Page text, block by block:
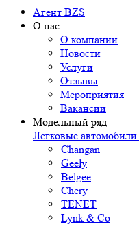
Агент BZS
О нас
О компании
Новости
Услуги
Отзывы
Мероприятия
Вакансии
Модельный ряд
Легковые автомобили
Changan
Geely
Belgee
Chery
TENET
Lynk & Co